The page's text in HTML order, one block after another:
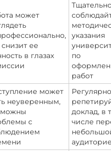
может
снизит ее
в глазах
указания
по
работ
может
неуверенным,
с
Регулярно
доклад, в
числе